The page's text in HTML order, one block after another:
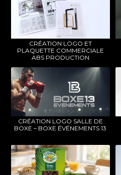
CRÉATION LOGO ET
PLAQUETTE COMMERCIALE
ABS PRODUCTION
CRÉATION LOGO SALLE DE
BOXE – BOXE ÉVÉNEMENTS 13